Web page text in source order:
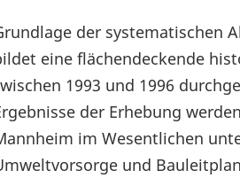
der systematischen
eine flächendeckende
1993 und 1996
der Erhebung
im Wesentlichen
und